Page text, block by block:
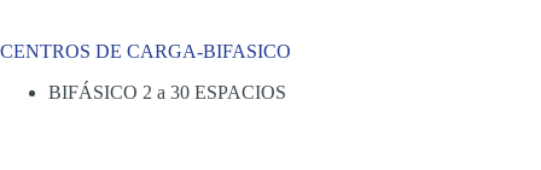
CENTROS DE CARGA-BIFASICO
BIFÁSICO 2 a 30 ESPACIOS